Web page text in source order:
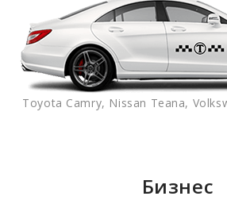
Toyota Camry, Nissan Teana,
Бизнес